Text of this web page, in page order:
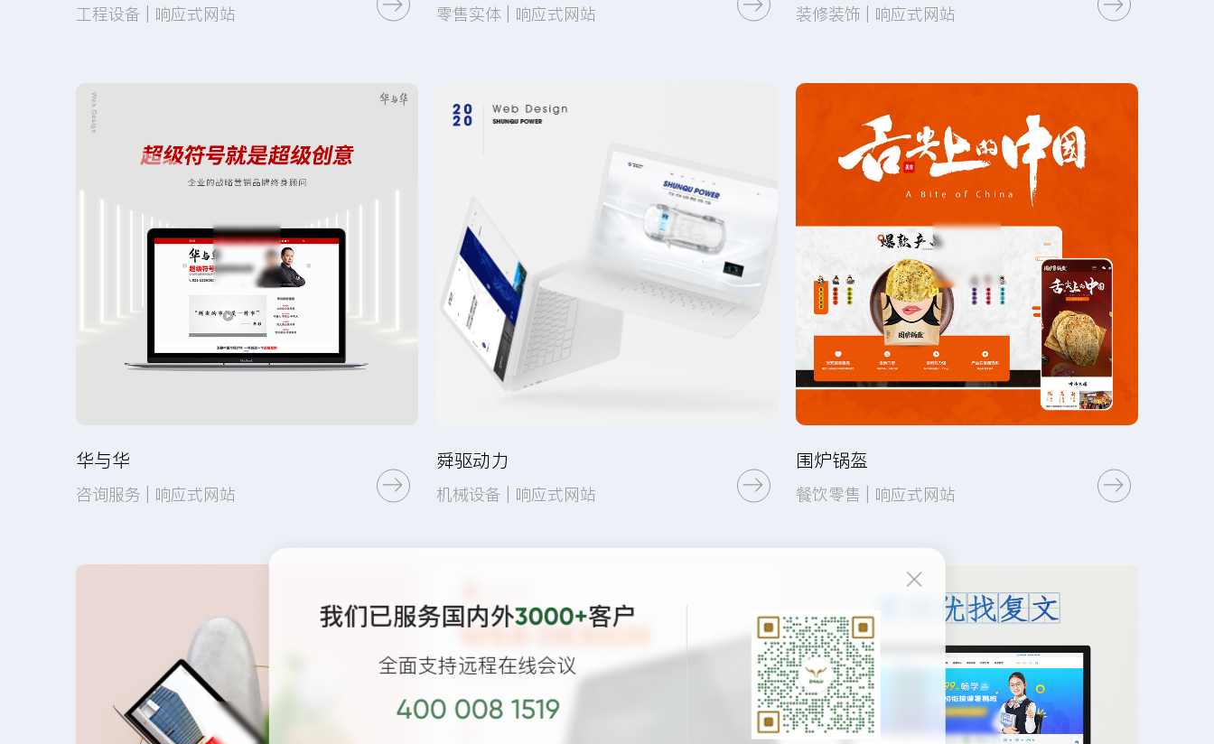
工程设备 | 响应式网站 零售实体 | 响应式网站 装修装饰 | 响应式网站
华与华
咨询服务 | 响应式网站
舜驱动力
机械设备 | 响应式网站
围炉锅盔
餐饮零售 | 响应式网站
我们已服务国内外3000+客户
全面支持远程在线会议
400 008 1519